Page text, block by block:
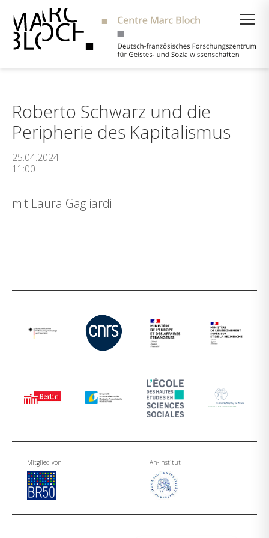
Roberto Schwarz und die
Peripherie des Kapitalismus
25.04.2024
11:00
mit Laura Gagliardi
Mitglied von An-Institut